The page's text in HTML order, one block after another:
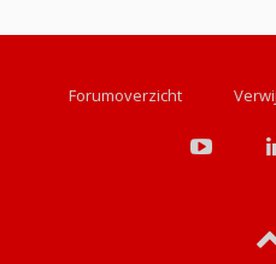
Forumoverzicht